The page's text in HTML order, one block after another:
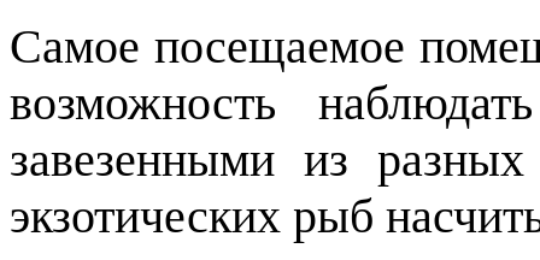
Самое посещаемое
возможность
завезенными из
экзотических рыб